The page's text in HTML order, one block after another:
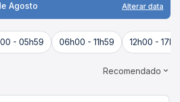
Agosto Alterar data
- 05h59 06h00 - 11h59 12h00 -
Recomendado